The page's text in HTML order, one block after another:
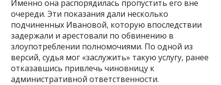
Именно она распорядилась пропустить его вне
очереди. Эти показания дали несколько
подчиненных Ивановой, которую впоследствии
задержали и арестовали по обвинению в
злоупотреблении полномочиями. По одной из
версий, судья мог «заслужить» такую услугу, ранее
отказавшись привлечь чиновницу к
административной ответственности.